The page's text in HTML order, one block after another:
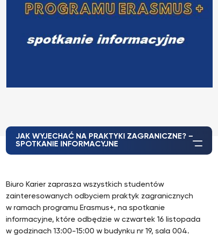
JAK WYJECHAĆ NA PRAKTYKI ZAGRANICZNE? –
SPOTKANIE INFORMACYJNE
Biuro Karier zaprasza wszystkich studentów
zainteresowanych odbyciem praktyk zagranicznych
w ramach programu Erasmus+, na spotkanie
informacyjne, które odbędzie w czwartek 16 listopada
w godzinach 13:00-15:00 w budynku nr 19, sala 004.